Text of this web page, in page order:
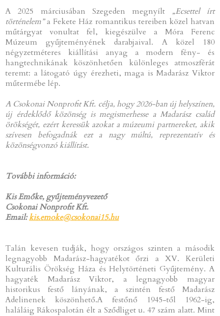
A 2025 márciusában Szegeden megnyílt „Ecsettel írt
történelem”a Fekete Ház romantikus tereiben közel hatvan
műtárgyat vonultat fel, kiegészülve a Móra Ferenc
Múzeum gyűjteményének darabjaival. A közel 180
négyzetméteres kiállítási anyag a modern fény- és
hangtechnikának köszönhetően különleges atmoszférát
teremt: a látogató úgy érezheti, maga is Madarász Viktor
műtermébe lép.
A Csokonai Nonprofit Kft. célja, hogy 2026-ban új helyszínen,
új érdeklődő közönség is megismerhesse a Madarász család
örökségét, ezért keressük azokat a múzeumi partnereket, akik
szívesen befogadnák ezt a nagy múltú, reprezentatív és
közönségvonzó kiállítást.
További információ:
Kis Emőke, gyűjteményvezető
Csokonai Nonprofit Kft.
Email:kis.emoke@csokonai15.hu
Talán kevesen tudják, hogy országos szinten a második
legnagyobb Madarász-hagyatékot őrzi a XV. Kerületi
Kulturális Örökség Háza és Helytörténeti Gyűjtemény. A
hagyaték Madarász Viktor, a legnagyobb magyar
historikus festő lányának, a szintén festő Madarász
Adelinenek köszönhető.A festőnő 1945-től 1962-ig,
haláláig Rákospalotán élt a Sződliget u. 47 szám alatt. Mint